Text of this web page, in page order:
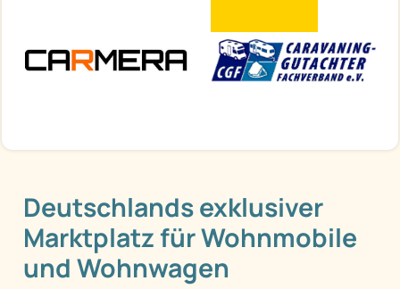
Deutschlands exklusiver
Marktplatz für Wohnmobile
und Wohnwagen